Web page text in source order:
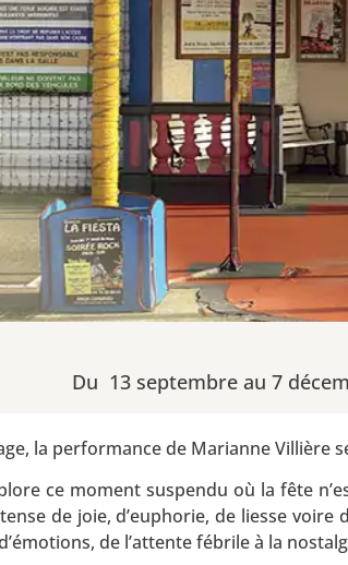
Du 13 septembre au 7
la performance de Marianne Villière
ce moment suspendu où la fête
de joie, d’euphorie, de liesse
de l’attente fébrile à la